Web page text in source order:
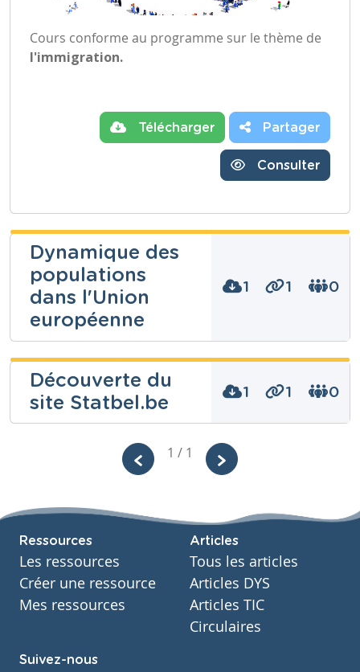
Cours conforme au programme sur le thème de
l'immigration.
Télécharger Partager
Consulter
Dynamique des
populations
dans l'Union
européenne
1 1 0
Olivier Lizin
Niveau
Géographie - Etude du milieu
Tags
démographie, dynamique des populations, Europe,
européens, migration, padlet, population, UE, union
Découverte du
site Statbel.be
1 1 0
Cours
Géographie - Etude du milieu
Année
2 années
Tags
Belgique, démographie, population, statistique,
Statistiques
1 / 1
Ressources
Les ressources
Créer une ressource
Mes ressources
Articles
Tous les articles
Articles DYS
Articles TIC
Circulaires
Suivez-nous